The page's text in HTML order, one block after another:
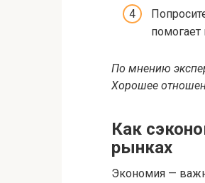
помогает
По мнению
Хорошее
Как
рынках
Экономия —